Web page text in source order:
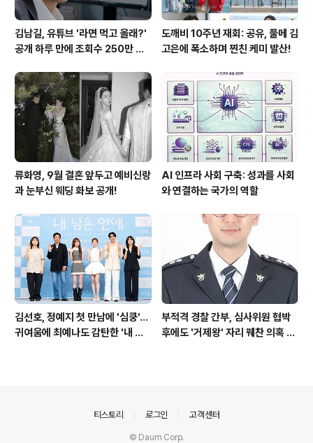
김남길, 유튜브 '라면 먹고 올래?'
공개 하루 만에 조회수 250만 돌
도깨비 10주년 재회: 공유, 풀메 김
고은에 폭소하며 찐친 케미 발산!
류화영, 9월 결혼 앞두고 예비신랑
과 눈부신 웨딩 화보 공개!
AI 인프라 사회 구축: 성과를 사회
와 연결하는 국가의 역할
김선호, 정예지 첫 만남에 '심쿵'…
귀여움에 최예나도 감탄한 '내 남
부적격 경찰 간부, 심사위원 협박
후에도 '거제왕' 자리 꿰찬 의혹 진
티스토리 로그인 고객센터
© Daum Corp.